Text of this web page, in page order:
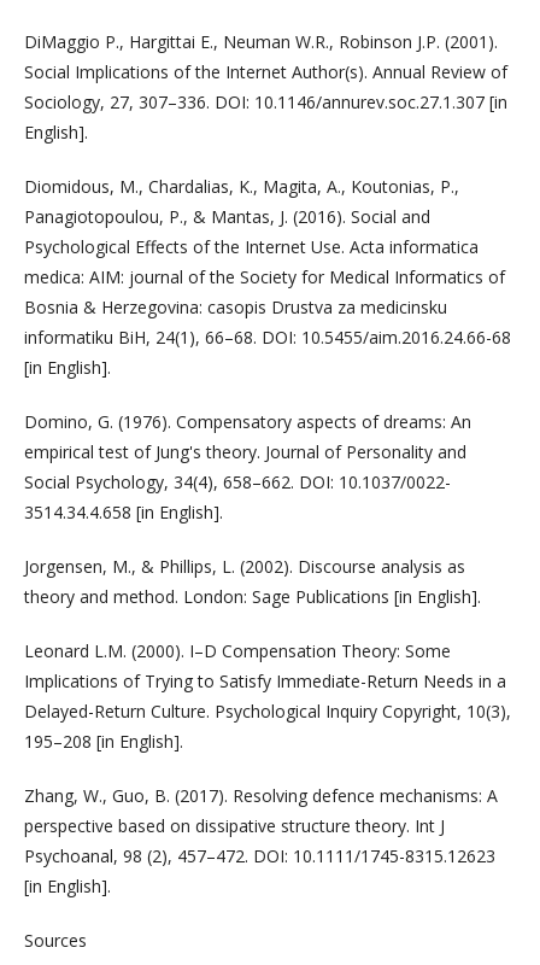
DiMaggio P., Hargittai E., Neuman W.R., Robinson J.P. (2001).
Social Implications of the Internet Author(s). Annual Review of
Sociology, 27, 307–336. DOI: 10.1146/annurev.soc.27.1.307 [in
English].
Diomidous, M., Chardalias, K., Magita, A., Koutonias, P.,
Panagiotopoulou, P., & Mantas, J. (2016). Social and
Psychological Effects of the Internet Use. Acta informatica
medica: AIM: journal of the Society for Medical Informatics of
Bosnia & Herzegovina: casopis Drustva za medicinsku
informatiku BiH, 24(1), 66–68. DOI: 10.5455/aim.2016.24.66-68
[in English].
Domino, G. (1976). Compensatory aspects of dreams: An
empirical test of Jung's theory. Journal of Personality and
Social Psychology, 34(4), 658–662. DOI: 10.1037/0022-
3514.34.4.658 [in English].
Jorgensen, M., & Phillips, L. (2002). Discourse analysis as
theory and method. London: Sage Publications [in English].
Leonard L.M. (2000). I–D Compensation Theory: Some
Implications of Trying to Satisfy Immediate-Return Needs in a
Delayed-Return Culture. Psychological Inquiry Copyright, 10(3),
195–208 [in English].
Zhang, W., Guo, B. (2017). Resolving defence mechanisms: A
perspective based on dissipative structure theory. Int J
Psychoanal, 98 (2), 457–472. DOI: 10.1111/1745-8315.12623
[in English].
Sources